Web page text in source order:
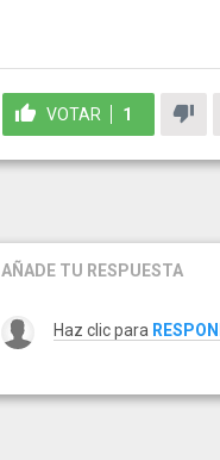
VOTAR 1
AÑADE TU RESPUESTA
Haz clic para